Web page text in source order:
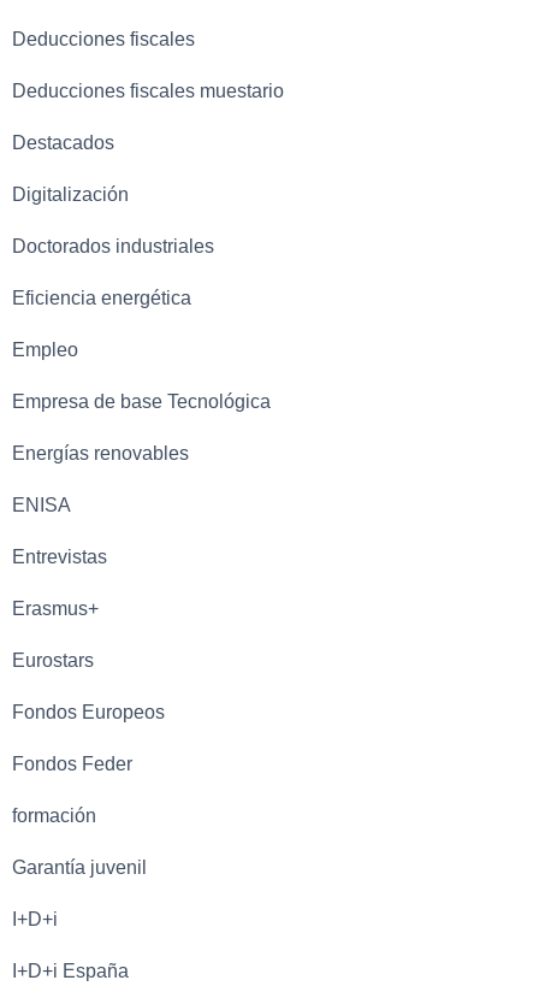
Deducciones fiscales
Deducciones fiscales muestario
Destacados
Digitalización
Doctorados industriales
Eficiencia energética
Empleo
Empresa de base Tecnológica
Energías renovables
ENISA
Entrevistas
Erasmus+
Eurostars
Fondos Europeos
Fondos Feder
formación
Garantía juvenil
I+D+i
I+D+i España